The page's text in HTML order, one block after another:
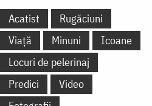
Acatist
Rugăciuni
Viață
Minuni
Icoane
Locuri de pelerinaj
Predici
Video